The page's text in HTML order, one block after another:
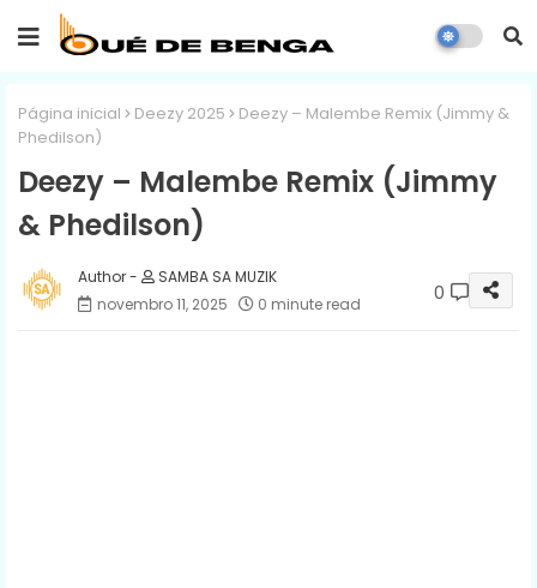
Página inicial Deezy 2025
Deezy – Malembe Remix (Jimmy &
Phedilson)
Deezy – Malembe Remix (Jimmy
& Phedilson)
SAMBA SA MUZIK
novembro 11, 2025
0 minute read 0